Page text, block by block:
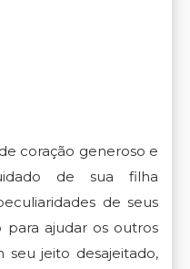
coração generoso e
de sua filha
de seus
para ajudar os outros
jeito desajeitado,